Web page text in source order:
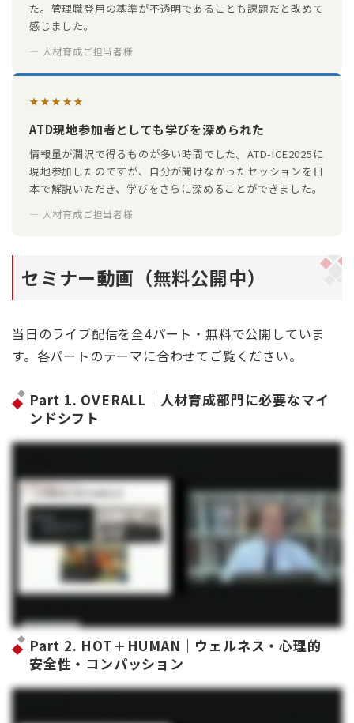
た。管理職登用の基準が不透明であることも課題だと改めて
感じました。
— 人材育成ご担当者様
★★★★★
ATD現地参加者としても学びを深められた
情報量が潤沢で得るものが多い時間でした。ATD-ICE2025に
現地参加したのですが、自分が聞けなかったセッションを日
本で解説いただき、学びをさらに深めることができました。
— 人材育成ご担当者様
セミナー動画（無料公開中）
当日のライブ配信を全4パート・無料で公開していま
す。各パートのテーマに合わせてご覧ください。
Part 1. OVERALL｜人材育成部門に必要なマイ
ンドシフト
Part 2. HOT＋HUMAN｜ウェルネス・心理的
安全性・コンパッション